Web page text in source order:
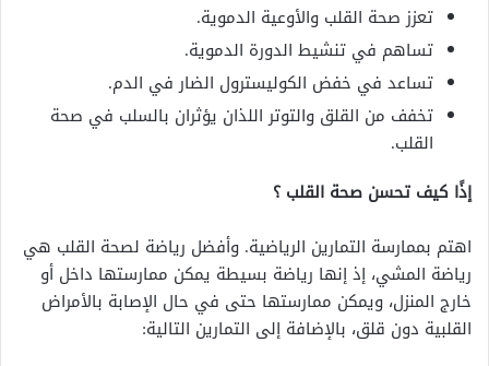
تعزز صحة القلب والأوعية الدموية.
تساهم في تنشيط الدورة الدموية.
تساعد في خفض الكوليسترول الضار في الدم.
تخفف من القلق والتوتر اللذان يؤثران بالسلب في صحة
القلب.
إذًا كيف تحسن صحة القلب ؟
اهتم بممارسة التمارين الرياضية. وأفضل رياضة لصحة القلب هي
رياضة المشي، إذ إنها رياضة بسيطة يمكن ممارستها داخل أو
خارج المنزل، ويمكن ممارستها حتى في حال الإصابة بالأمراض
القلبية دون قلق، بالإضافة إلى التمارين التالية: